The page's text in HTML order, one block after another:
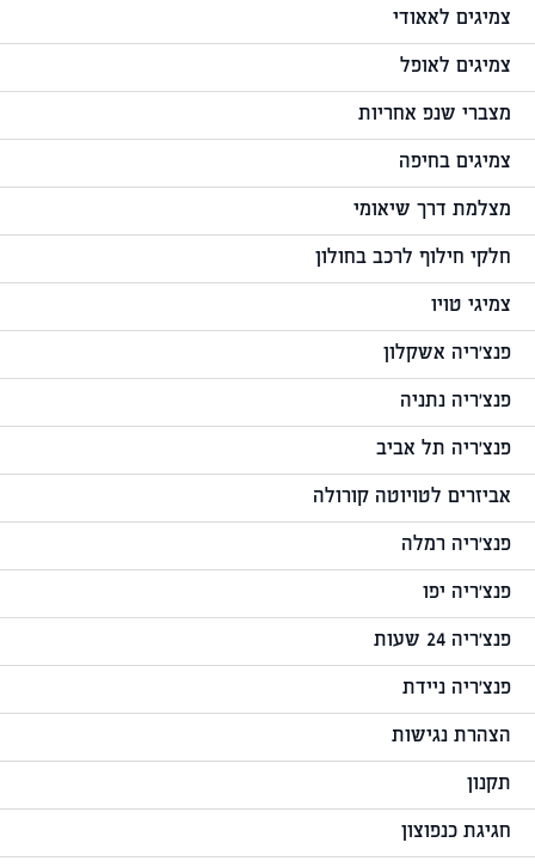
צמיגים לאאודי
צמיגים לאופל
מצברי שנפ אחריות
צמיגים בחיפה
מצלמת דרך שיאומי
חלקי חילוף לרכב בחולון
צמיגי טויו
פנצ'ריה אשקלון
פנצ'ריה נתניה
פנצ'ריה תל אביב
אביזרים לטויוטה קורולה
פנצ'ריה רמלה
פנצ'ריה יפו
פנצ'ריה 24 שעות
פנצ'ריה ניידת
הצהרת נגישות
תקנון
חגיגת כנפוצון